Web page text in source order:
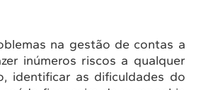
na gestão de contas a
inúmeros riscos a qualquer
identificar as dificuldades do